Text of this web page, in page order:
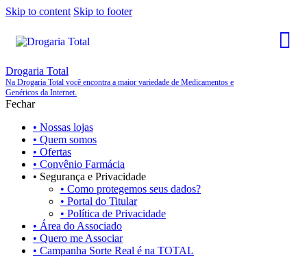
Skip to content Skip to footer
Drogaria Total
Na Drogaria Total você encontra a maior variedade de Medicamentos e
Genéricos da Internet.
Fechar
• Nossas lojas
• Quem somos
• Ofertas
• Convênio Farmácia
• Segurança e Privacidade
• Como protegemos seus dados?
• Portal do Titular
• Política de Privacidade
• Área do Associado
• Quero me Associar
• Campanha Sorte Real é na TOTAL